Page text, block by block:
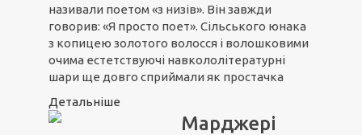
називали поетом «з низів». Він завжди
говорив: «Я просто поет». Сільського юнака
з копицею золотого волосся і волошковими
очима естетствуючі навкололітературні
шари ще довго сприймали як простачка
Детальніше
Марджері